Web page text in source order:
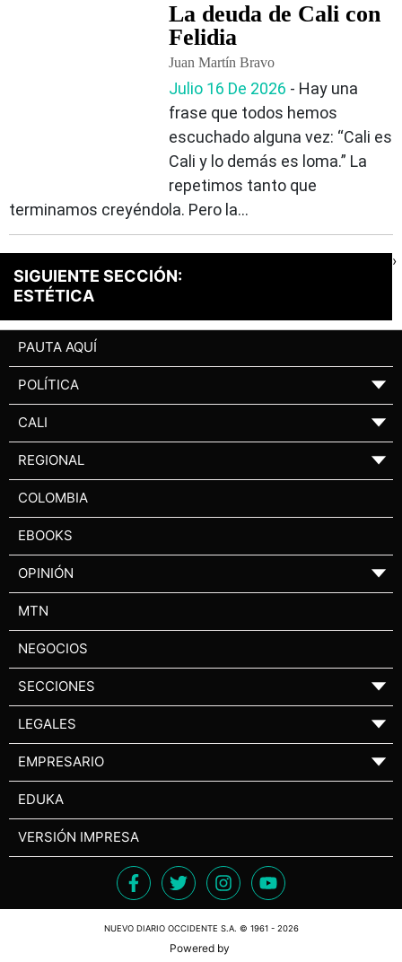
La deuda de Cali con
Felidia
Juan Martín Bravo
Julio 16 De 2026 ‐ Hay una
frase que todos hemos
escuchado alguna vez: “Cali es
Cali y lo demás es loma.” La
repetimos tanto que
terminamos creyéndola. Pero la...
SIGUIENTE SECCIÓN:
ESTÉTICA
›
PAUTA AQUÍ
POLÍTICA ▼
CALI ▼
REGIONAL ▼
COLOMBIA
EBOOKS
OPINIÓN ▼
MTN
NEGOCIOS
SECCIONES ▼
LEGALES ▼
EMPRESARIO ▼
EDUKA
VERSIÓN IMPRESA
NUEVO DIARIO OCCIDENTE S.A. © 1961 - 2026
Powered by